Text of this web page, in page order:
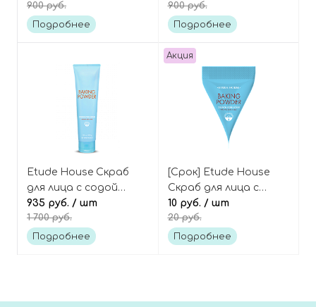
Avocado Balancing
Foam Cleanser
900 руб.
Подробнее
орехом Skin perfection
scrub black sugar
900 руб.
Подробнее
Etude House Скраб
для лица с содой
Baking powder crunch
pore scrub
935 руб. / шт
1 700 руб.
Подробнее
Акция
[Срок] Etude House
Скраб для лица с
содой пирамидка
Baking powder crunch
pore scrub
10 руб. / шт
20 руб.
Подробнее